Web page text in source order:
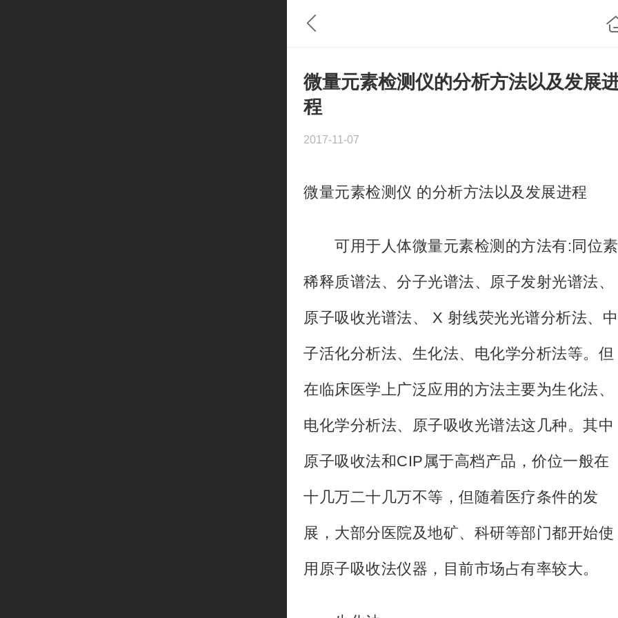
微量元素检测仪的分析方法以及发展
程
2017-11-07
微量元素检测仪 的分析方法以及发展进程
可用于人体微量元素检测的方法有:同位素
稀释质谱法、分子光谱法、原子发射光谱法、
原子吸收光谱法、 X 射线荧光光谱分析法、中
子活化分析法、生化法、电化学分析法等。但
在临床医学上广泛应用的方法主要为生化法、
电化学分析法、原子吸收光谱法这几种。其中
原子吸收法和CIP属于高档产品，价位一般在
十几万二十几万不等，但随着医疗条件的发
展，大部分医院及地矿、科研等部门都开始使
用原子吸收法仪器，目前市场占有率较大。